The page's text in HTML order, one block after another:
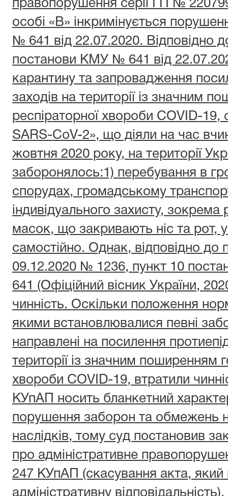
правопорушення серії ГП №
особі «В» інкримінується
№ 641 від 22.07.2020. Відповідно
постанови КМУ № 641 від
карантину та запровадження
заходів на території із значним
респіраторної хвороби COVID-19,
SARS-CoV-2», що діяли на час
жовтня 2020 року, на території
заборонялось:1) перебування в
спорудах, громадському
індивідуального захисту, зокрема
масок, що закривають ніс та рот,
самостійно. Однак, відповідно до
09.12.2020 № 1236, пункт 10
641 (Офіційний вісник України,
чинність. Оскільки положення
якими встановлювалися певні
направлені на посилення
території із значним поширенням
хвороби COVID-19, втратили
КУпАП носить бланкетний
порушення заборон та обмежень
наслідків, тому суд постановив
про адміністративне
247 КУпАП (скасування акта,
адміністративну відповідальність).